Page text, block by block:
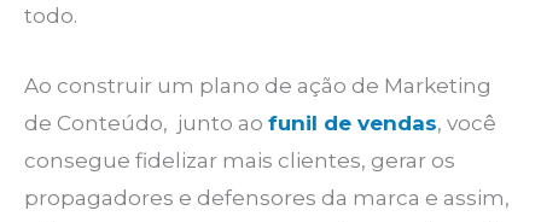
todo.
Ao construir um plano de ação de Marketing
de Conteúdo, junto ao funil de vendas, você
consegue fidelizar mais clientes, gerar os
propagadores e defensores da marca e assim,